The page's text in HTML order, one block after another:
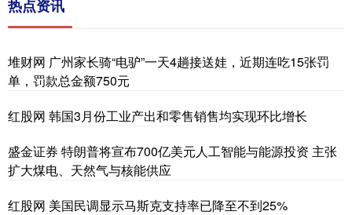
热点资讯
堆财网 广州家长骑“电驴”一天4趟接送娃，近期连吃15张罚
单，罚款总金额750元
红股网 韩国3月份工业产出和零售销售均实现环比增长
盛金证券 特朗普将宣布700亿美元人工智能与能源投资 主张
扩大煤电、天然气与核能供应
红股网 美国民调显示马斯克支持率已降至不到25%